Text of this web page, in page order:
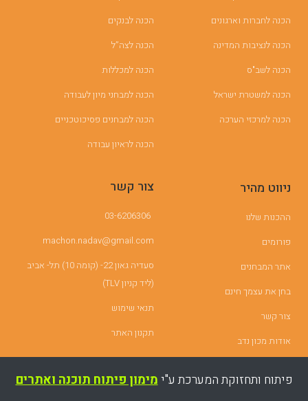
הכנה לחברות וארגונים
הכנה לנציבות המדינה
הכנה לשב"ס
הכנה למשטרת ישראל
הכנה למרכזי הערכה
הכנה לבנקים
הכנה לצה”ל
הכנה למכללות
הכנה למבחני מיון לעבודה
הכנה למבחנים פסיכוטכניים
הכנה לראיון עבודה
ניווט מהיר
ההכנות שלנו
פורומים
אתר המבחנים
בחן את עצמך חינם
צור קשר
אודות מכון נדב
צור קשר
03-6206306
machon.nadav@gmail.com
סעדיה גאון 22- (קומה 10) תל- אביב
(ליד קניון TLV)
תנאי שימוש
תקנון האתר
פיתוח ותחזוקת המערכת ע"ימימון פיתוח תוכנה ואתרים